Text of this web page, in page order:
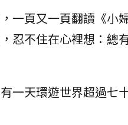
一頁又一頁翻讀《小
忍不住在心裡想：總
一天環遊世界超過七